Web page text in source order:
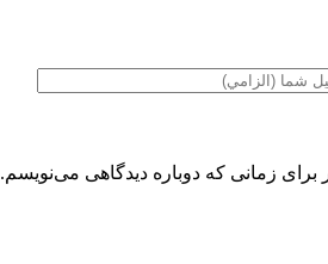
زمانی که دوباره دیدگاهی می‌نویسم.